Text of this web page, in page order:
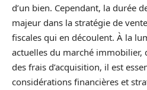
d’un bien. Cependant, la durée
majeur dans la stratégie de
fiscales qui en découlent. À la
actuelles du marché immobilier,
des frais d’acquisition, il est
considérations financières et